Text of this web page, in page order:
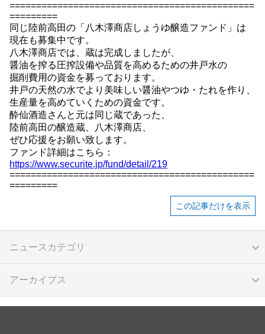
==============================================
=========
同じ陸前高田の「八木澤商店しょうゆ醸造ファンド」は
現在も募集中です。
八木澤商店では、蔵は完成しましたが、
醤油を搾る圧搾設備や品質を高めるための井戸水の
掘削費用の資金を募っております。
井戸の天然の水でより美味しい醤油やつゆ・たれを作り、
生産量を高めていくための資金です。
酔仙酒造さんと元は同じ蔵であった、
陸前高田の醸造蔵、八木澤商店、
ぜひ応援をお願い致します。
ファンド詳細はこちら：
https://www.securite.jp/fund/detail/219
==============================================
=========
この記事だけを表示
ニュースカテゴリ
アーカイブス